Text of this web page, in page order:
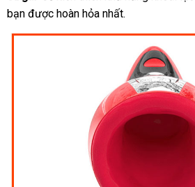
nào
bạn bảng
giá
được hoàn hỏa nhất.